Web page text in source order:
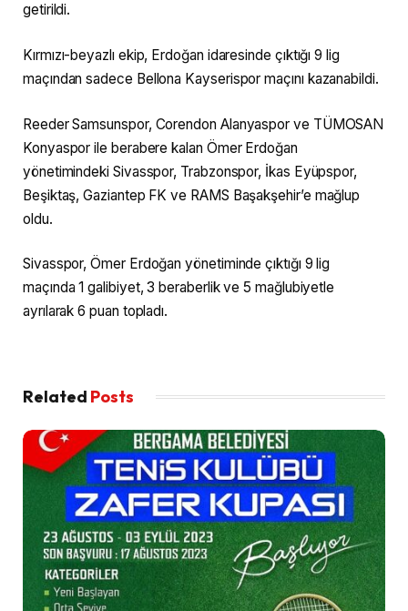
getirildi.
Kırmızı-beyazlı ekip, Erdoğan idaresinde çıktığı 9 lig
maçından sadece Bellona Kayserispor maçını kazanabildi.
Reeder Samsunspor, Corendon Alanyaspor ve TÜMOSAN
Konyaspor ile berabere kalan Ömer Erdoğan
yönetimindeki Sivasspor, Trabzonspor, İkas Eyüpspor,
Beşiktaş, Gaziantep FK ve RAMS Başakşehir’e mağlup
oldu.
Sivasspor, Ömer Erdoğan yönetiminde çıktığı 9 lig
maçında 1 galibiyet, 3 beraberlik ve 5 mağlubiyetle
ayrılarak 6 puan topladı.
Related Posts